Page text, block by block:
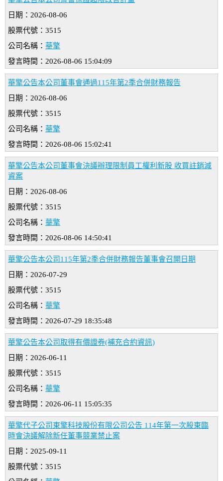
日期：2026-08-06
股票代號：3515
公司名稱： 華擎
發言時間：2026-08-06 15:04:09
華擎公告本公司董事會通過115年第2季合併財務報告
日期：2026-08-06
股票代號：3515
公司名稱： 華擎
發言時間：2026-08-06 15:02:41
華擎公告本公司董事會決議辦理限制員工權利新股 收買註銷減
資案
日期：2026-08-06
股票代號：3515
公司名稱： 華擎
發言時間：2026-08-06 14:50:41
華擎公告本公司115年第2季合併財務報告董事會召開日期
日期：2026-07-29
股票代號：3515
公司名稱： 華擎
發言時間：2026-07-29 18:35:48
華擎公告本公司取得有價證券(補充合約資訊)
日期：2026-06-11
股票代號：3515
公司名稱： 華擎
發言時間：2026-06-11 15:05:35
華擎代子公司東擎科技股份有限公司公告 114年第一次股東臨
時會決議解除新任董事競業禁止案
日期：2025-09-11
股票代號：3515